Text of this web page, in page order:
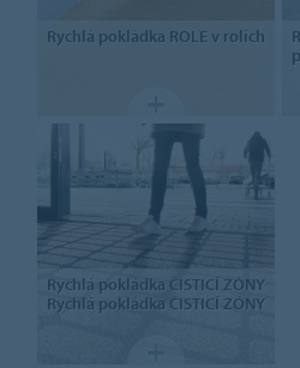
Rychlá pokládka ROLEv rolích
Rychlá pokládka ČISTICÍ ZÓNY
Rychlá pokládka ČISTICÍ ZÓNY